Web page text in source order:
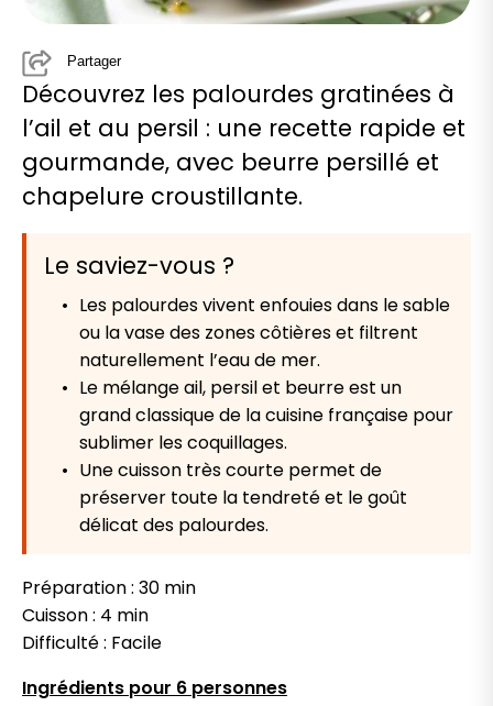
Partager
Découvrez les palourdes gratinées à
l’ail et au persil : une recette rapide et
gourmande, avec beurre persillé et
chapelure croustillante.
Le saviez-vous ?
Les palourdes vivent enfouies dans le sable
ou la vase des zones côtières et filtrent
naturellement l’eau de mer.
Le mélange ail, persil et beurre est un
grand classique de la cuisine française pour
sublimer les coquillages.
Une cuisson très courte permet de
préserver toute la tendreté et le goût
délicat des palourdes.
Préparation : 30 min
Cuisson : 4 min
Difficulté : Facile
Ingrédients pour 6 personnes